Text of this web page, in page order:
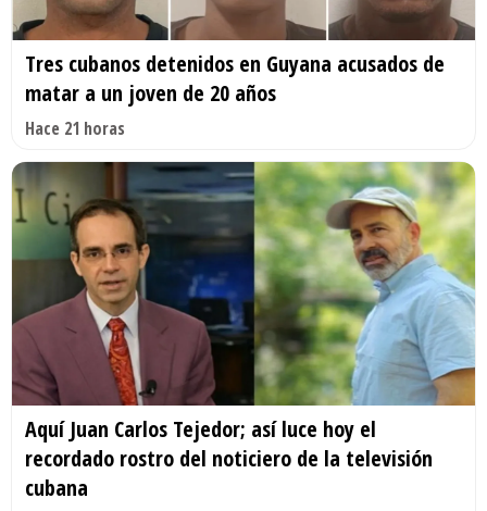
Tres cubanos detenidos en Guyana acusados de
matar a un joven de 20 años
Hace 21 horas
Aquí Juan Carlos Tejedor; así luce hoy el
recordado rostro del noticiero de la televisión
cubana